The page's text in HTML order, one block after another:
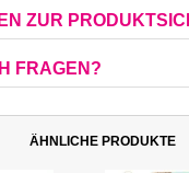
ZUR
FRAGEN?
ÄHNLICHE PRODUKTE